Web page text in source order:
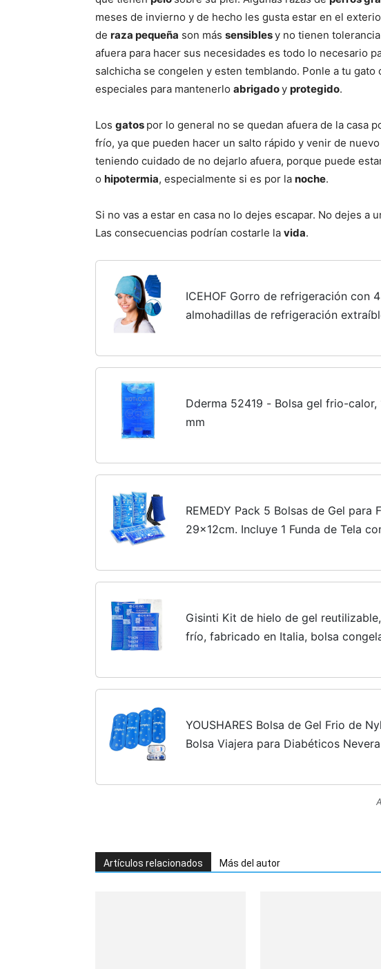
meses de invierno y de hecho les gusta estar en el
de raza pequeña son más sensiblesy no tienen
afuera para hacer sus necesidades es todo lo necesario
salchicha se congelen y esten temblando. Ponle a tu gato
especiales para mantenerlo abrigadoy protegido.
Los gatos por lo general no se quedan afuera de la casa
frío, ya que pueden hacer un salto rápido y venir de
teniendo cuidado de no dejarlo afuera, porque puede
o hipotermia, especialmente si es por la noche.
Si no vas a estar en casa no lo dejes escapar. No dejes a
Las consecuencias podrían costarle la vida.
ICEHOF Gorro de refrigeración con 4
almohadillas de refrigeración
Dderma 52419 - Bolsa gel frio-calor,
mm
REMEDY Pack 5 Bolsas de Gel para
29x12cm. Incluye 1 Funda de Tela
Gisinti Kit de hielo de gel
frío, fabricado en Italia, bolsa
YOUSHARES Bolsa de Gel Frio de
Bolsa Viajera para Diabéticos
Artículos relacionados Más del autor